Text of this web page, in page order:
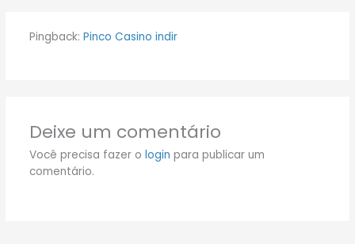
Pingback: Pinco Casino indir
Deixe um comentário
Você precisa fazer o login para publicar um
comentário.